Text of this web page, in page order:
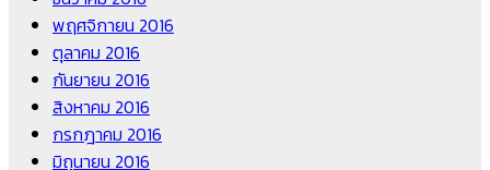
พฤศจิกายน 2016
ตุลาคม 2016
กันยายน 2016
สิงหาคม 2016
กรกฎาคม 2016
มิถุนายน 2016